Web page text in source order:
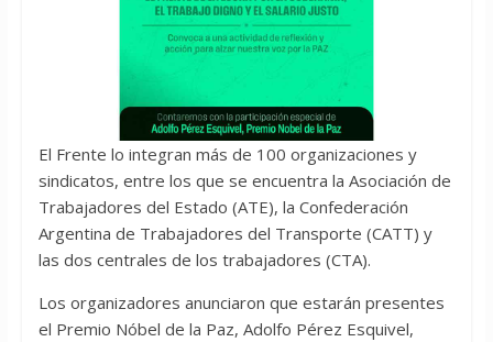
El Frente lo integran más de 100 organizaciones y
sindicatos, entre los que se encuentra la Asociación de
Trabajadores del Estado (ATE), la Confederación
Argentina de Trabajadores del Transporte (CATT) y
las dos centrales de los trabajadores (CTA).
Los organizadores anunciaron que estarán presentes
el Premio Nóbel de la Paz, Adolfo Pérez Esquivel,